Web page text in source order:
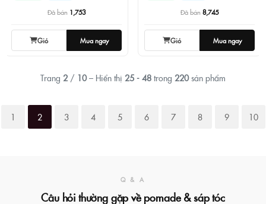
Đã bán 1,753
Giỏ Mua ngay
Đã bán 8,745
Giỏ Mua ngay
Trang 2 / 10– Hiển thị 25 - 48 trong 220sản phẩm
1 2 3 4 5 6 7 8 9 10
Q & A
Câu hỏi thường gặp về pomade & sáp tóc